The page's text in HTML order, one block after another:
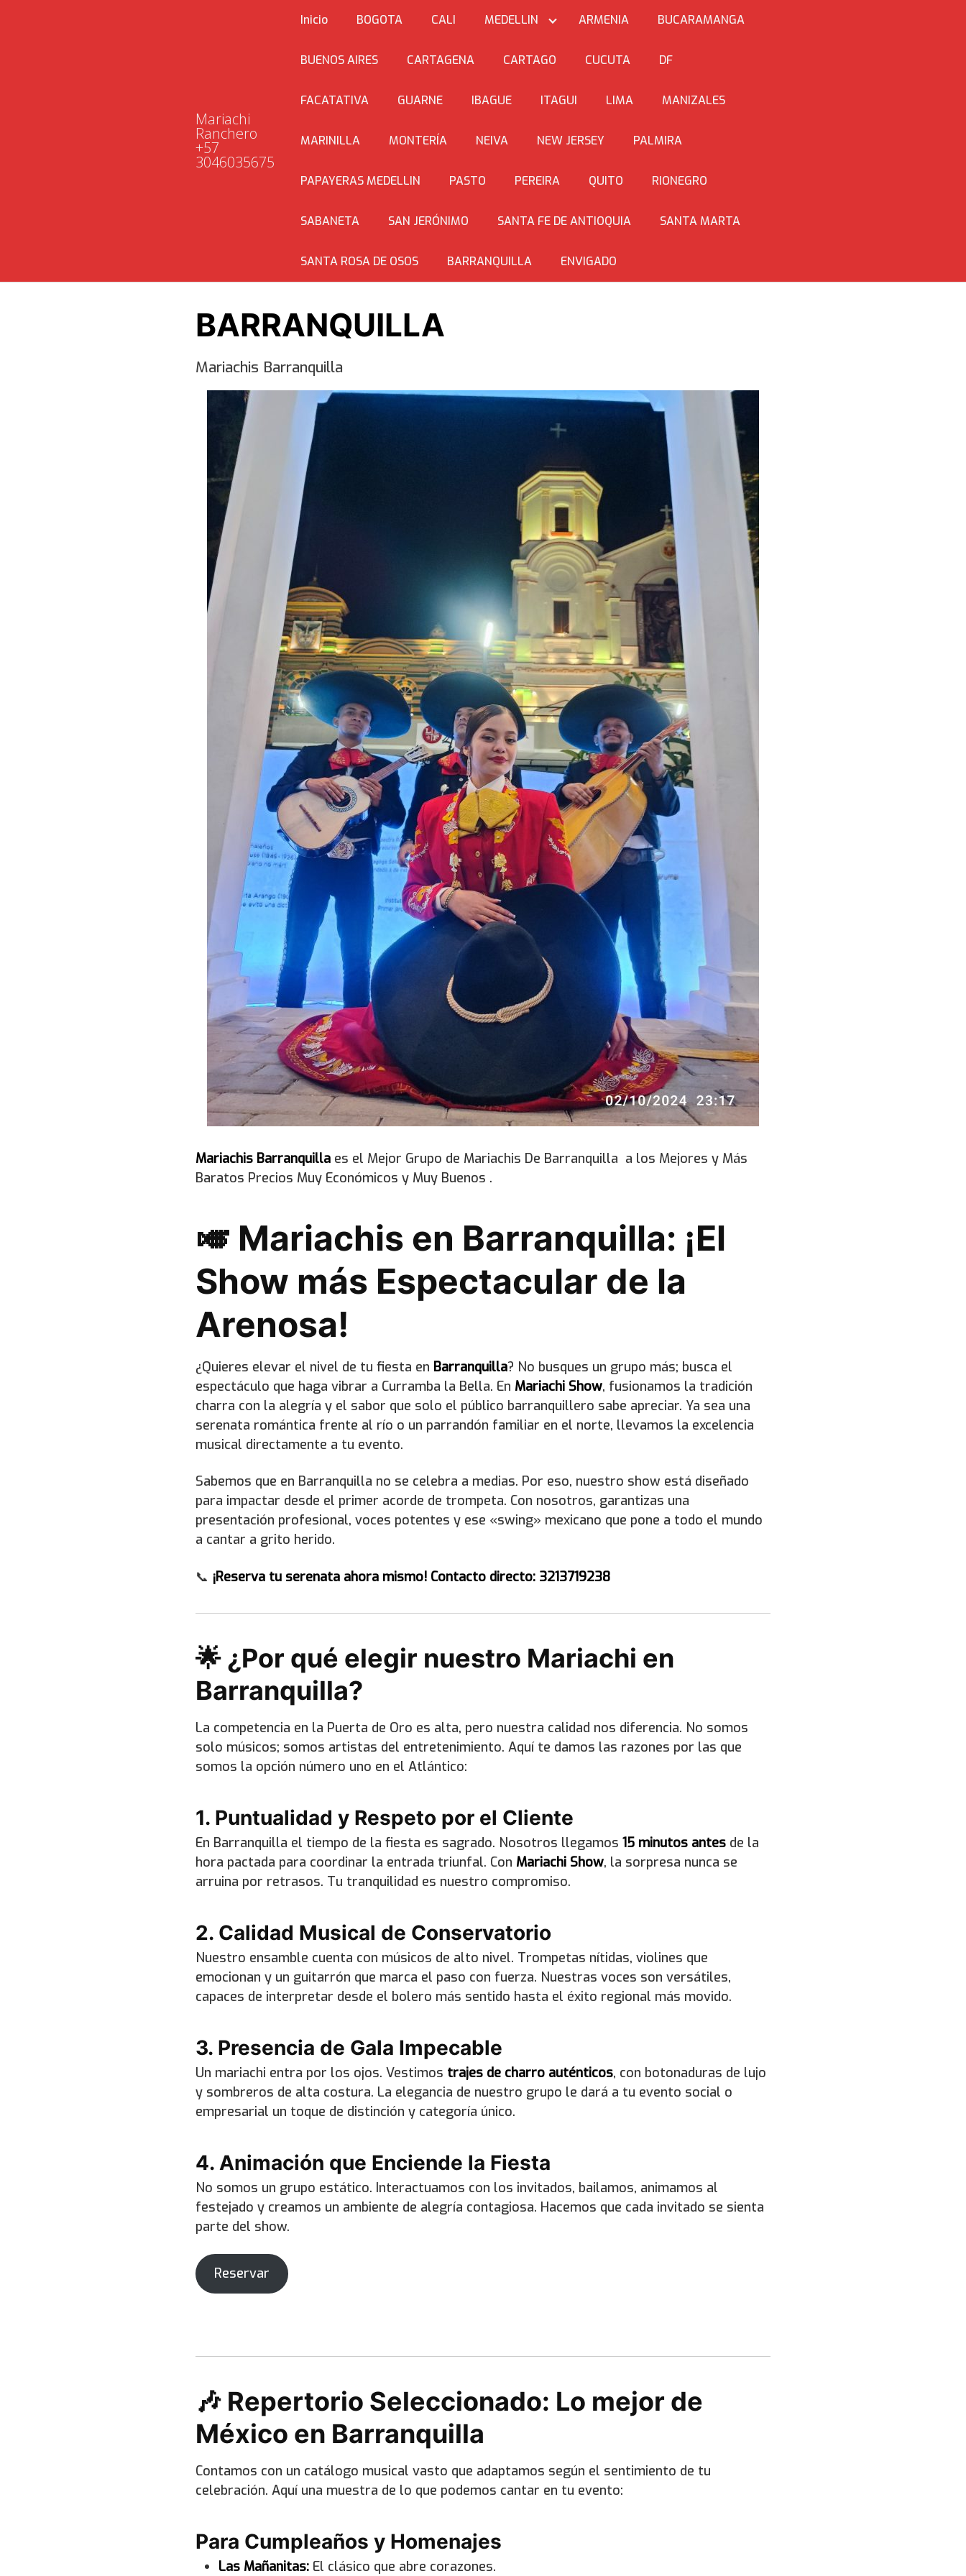
Mariachi
Ranchero
+57
3046035675
Inicio BOGOTA CALI MEDELLIN ARMENIA BUCARAMANGA
BUENOS AIRES CARTAGENA CARTAGO CUCUTA DF
FACATATIVA GUARNE IBAGUE ITAGUI LIMA MANIZALES
MARINILLA MONTERÍA NEIVA NEW JERSEY PALMIRA
PAPAYERAS MEDELLIN PASTO PEREIRA QUITO RIONEGRO
SABANETA SAN JERÓNIMO SANTA FE DE ANTIOQUIA SANTA MARTA
SANTA ROSA DE OSOS BARRANQUILLA ENVIGADO
BARRANQUILLA
Mariachis Barranquilla
Mariachis Barranquilla es el Mejor Grupo de Mariachis De Barranquilla a los Mejores y Más
Baratos Precios Muy Económicos y Muy Buenos .
🎺 Mariachis en Barranquilla: ¡El
Show más Espectacular de la
Arenosa!
¿Quieres elevar el nivel de tu fiesta en Barranquilla? No busques un grupo más; busca el
espectáculo que haga vibrar a Curramba la Bella. En Mariachi Show, fusionamos la tradición
charra con la alegría y el sabor que solo el público barranquillero sabe apreciar. Ya sea una
serenata romántica frente al río o un parrandón familiar en el norte, llevamos la excelencia
musical directamente a tu evento.
Sabemos que en Barranquilla no se celebra a medias. Por eso, nuestro show está diseñado
para impactar desde el primer acorde de trompeta. Con nosotros, garantizas una
presentación profesional, voces potentes y ese «swing» mexicano que pone a todo el mundo
a cantar a grito herido.
📞 ¡Reserva tu serenata ahora mismo! Contacto directo: 3213719238
🌟 ¿Por qué elegir nuestro Mariachi en
Barranquilla?
La competencia en la Puerta de Oro es alta, pero nuestra calidad nos diferencia. No somos
solo músicos; somos artistas del entretenimiento. Aquí te damos las razones por las que
somos la opción número uno en el Atlántico:
1. Puntualidad y Respeto por el Cliente
En Barranquilla el tiempo de la fiesta es sagrado. Nosotros llegamos 15 minutos antes de la
hora pactada para coordinar la entrada triunfal. Con Mariachi Show, la sorpresa nunca se
arruina por retrasos. Tu tranquilidad es nuestro compromiso.
2. Calidad Musical de Conservatorio
Nuestro ensamble cuenta con músicos de alto nivel. Trompetas nítidas, violines que
emocionan y un guitarrón que marca el paso con fuerza. Nuestras voces son versátiles,
capaces de interpretar desde el bolero más sentido hasta el éxito regional más movido.
3. Presencia de Gala Impecable
Un mariachi entra por los ojos. Vestimos trajes de charro auténticos, con botonaduras de lujo
y sombreros de alta costura. La elegancia de nuestro grupo le dará a tu evento social o
empresarial un toque de distinción y categoría único.
4. Animación que Enciende la Fiesta
No somos un grupo estático. Interactuamos con los invitados, bailamos, animamos al
festejado y creamos un ambiente de alegría contagiosa. Hacemos que cada invitado se sienta
parte del show.
Reservar
🎶 Repertorio Seleccionado: Lo mejor de
México en Barranquilla
Contamos con un catálogo musical vasto que adaptamos según el sentimiento de tu
celebración. Aquí una muestra de lo que podemos cantar en tu evento:
Para Cumpleaños y Homenajes
Las Mañanitas: El clásico que abre corazones.